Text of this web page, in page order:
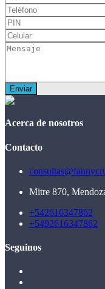
Enviar
Acerca de nosotros
Contacto
Mitre 870,
+542616347862
+5492616347862
Seguinos